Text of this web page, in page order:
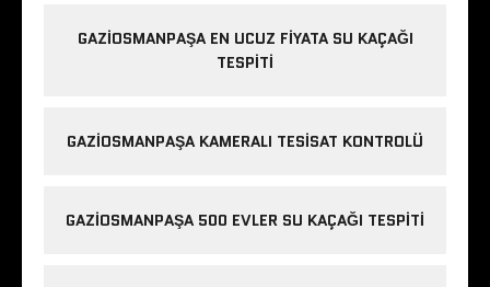
GAZIOSMANPAŞA EN UCUZ FIYATA SU KAÇAĞI
TESPITI
GAZIOSMANPAŞA KAMERALI TESISAT KONTROLÜ
GAZIOSMANPAŞA 500 EVLER SU KAÇAĞI TESPITI